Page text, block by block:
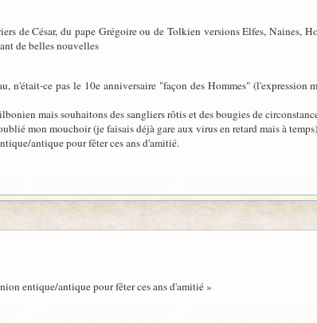
de César, du pape Grégoire ou de Tolkien versions Elfes, Naines,
de belles nouvelles
n'était-ce pas le 10e anniversaire "façon des Hommes"
mais souhaitons des sangliers rôtis et des bougies de
mon mouchoir (je faisais déjà gare aux virus en retard mais à
antique pour fêter ces ans d'amitié.
entique/antique pour fêter ces ans d'amitié »